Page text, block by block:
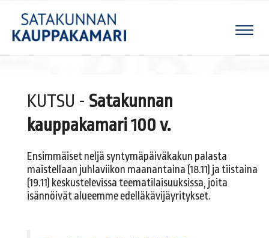
KUTSU - Satakunnan
kauppakamari 100 v.
Ensimmäiset neljä syntymäpäiväkakun palasta
maistellaan juhlaviikon maanantaina (18.11) ja tiistaina
(19.11) keskustelevissa teematilaisuuksissa, joita
isännöivät alueemme edelläkävijäyritykset.